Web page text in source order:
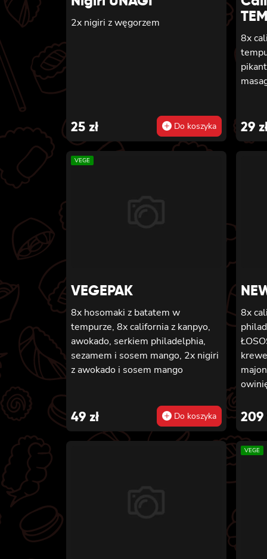
2x nigiri z węgorzem
25 zł Do koszyka
8x
29
VEGE
VEGEPAK
8x hosomaki z batatem w
tempurze, 8x california z kanpyo,
awokado, serkiem philadelphia,
sezamem i sosem mango, 2x nigiri
z awokado i sosem mango
49 zł Do koszyka
8x
owinięta
4x
209
VEGE